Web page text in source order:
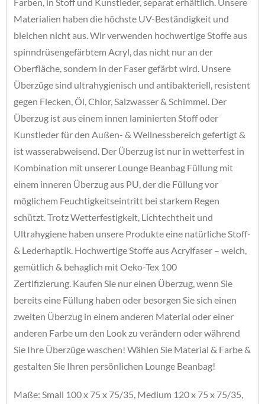
Materialien haben die höchste UV-Beständigkeit und
bleichen nicht aus. Wir verwenden hochwertige Stoffe aus
spinndrüsengefärbtem Acryl, das nicht nur an der
Oberfläche, sondern in der Faser gefärbt wird. Unsere
Überzüge sind ultrahygienisch und antibakteriell, resistent
gegen Flecken, Öl, Chlor, Salzwasser & Schimmel. Der
Überzug ist aus einem innen laminierten Stoff oder
Kunstleder für den Außen- & Wellnessbereich gefertigt &
ist wasserabweisend. Der Überzug ist nur in wetterfest in
Kombination mit unserer Lounge Beanbag Füllung mit
einem inneren Überzug aus PU, der die Füllung vor
möglichem Feuchtigkeitseintritt bei starkem Regen
schützt. Trotz Wetterfestigkeit, Lichtechtheit und
Ultrahygiene haben unsere Produkte eine natürliche Stoff-
& Lederhaptik. Hochwertige Stoffe aus Acrylfaser – weich,
gemütlich & behaglich mit Oeko-Tex 100
Zertifizierung. Kaufen Sie nur einen Überzug, wenn Sie
bereits eine Füllung haben oder besorgen Sie sich einen
zweiten Überzug in einem anderen Material oder einer
anderen Farbe um den Look zu verändern oder während
Sie Ihre Überzüge waschen! Wählen Sie Material & Farbe &
gestalten Sie Ihren persönlichen Lounge Beanbag!
Maße: Small 100 x 75 x 75/35, Medium 120 x 75 x 75/35,